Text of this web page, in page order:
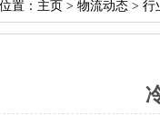
置： 主页 > 物流动态 > 行